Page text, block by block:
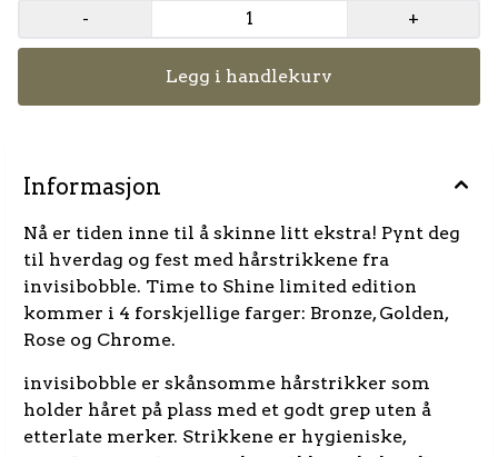
- +
Legg i handlekurv
Informasjon
Nå er tiden inne til å skinne litt ekstra! Pynt deg
til hverdag og fest med hårstrikkene fra
invisibobble. Time to Shine limited edition
kommer i 4 forskjellige farger: Bronze, Golden,
Rose og Chrome.
invisibobble er skånsomme hårstrikker som
holder håret på plass med et godt grep uten å
etterlate merker. Strikkene er hygieniske,